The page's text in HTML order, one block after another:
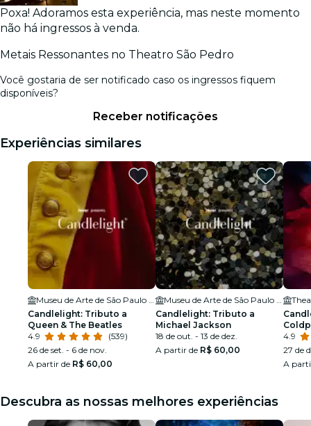
Poxa! Adoramos esta experiência, mas neste momento
não há ingressos à venda.
Metais Ressonantes no Theatro São Pedro
Você gostaria de ser notificado caso os ingressos fiquem
disponíveis?
Receber notificações
Experiências similares
Museu de Arte de São Paulo Assis Chateaubriand - MASP
Candlelight: Tributo a
Queen & The Beatles
4.9
(539)
26 de set. - 6 de nov.
A partir de R$ 60,00
Museu de Arte de São Paulo Assis Chateaubriand - MASP
Candlelight: Tributo a
Michael Jackson
18 de out. - 13 de dez.
A partir de R$ 60,00
4.9
27 de
A
Descubra as nossas melhores experiências